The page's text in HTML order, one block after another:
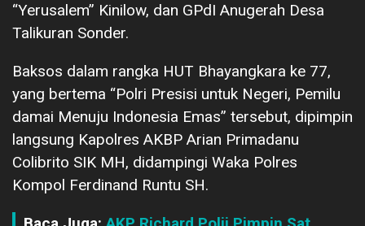
“Yerusalem” Kinilow, dan GPdI Anugerah Desa
Talikuran Sonder.
Baksos dalam rangka HUT Bhayangkara ke 77,
yang bertema “Polri Presisi untuk Negeri, Pemilu
damai Menuju Indonesia Emas” tersebut, dipimpin
langsung Kapolres AKBP Arian Primadanu
Colibrito SIK MH, didampingi Waka Polres
Kompol Ferdinand Runtu SH.